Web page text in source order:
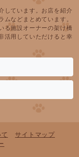
しています。お店を紹介
などまとめています。
る施設オーナーの架け橋
活用していただけると幸
サイトマップ